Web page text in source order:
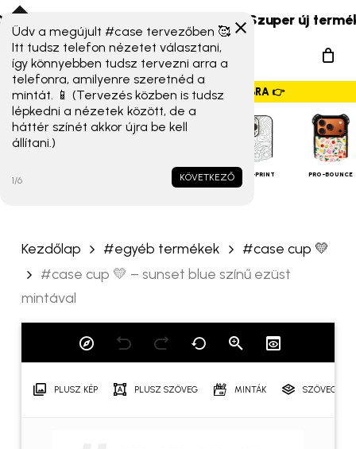
Skip
to
main
content
17T széria) érkeztek! ☀️ Szuper új termékek
search
Menu
GYORSMENÜ SZALAG – HÚZZ JOBBRA 👉
iPHONE
MAGSAFE FULL-PRINT PRO-BOUNCE
Kezdőlap #egyéb termékek
#case cup 💛
#case cup 💛 – sunset blue színű ezüst
mintával
PLUSZ KÉP PLUSZ SZÖVEG MINTÁK
„#case cup 💛 – sunset
blue színű ezüst mintával”
értékelése elsőként
Az e-mail címet nem tesszük
A kötelező mezőket
karakterrel jelöltük
Értékelésed*
Üdv a megújult #case tervezőben 🥰
Itt tudsz telefon nézetet választani,
így könnyebben tudsz tervezni arra a
telefonra, amilyenre szeretnéd a
mintát. 📱 (Tervezés közben is tudsz
lépkedni a nézetek között, de a
háttér színét akkor újra be kell
állítani.)
KÖVETKEZŐ
1/6